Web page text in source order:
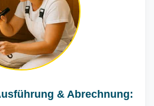
& Abrechnung: